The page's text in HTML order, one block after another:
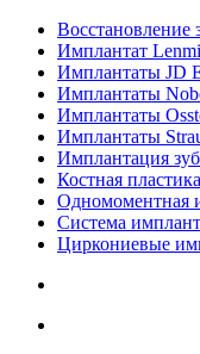
Восстановление
Имплантат
Имплантаты JD
Имплантаты
Имплантаты
Имплантаты
Имплантация
Костная пластика
Одномоментная
Система
Циркониевые